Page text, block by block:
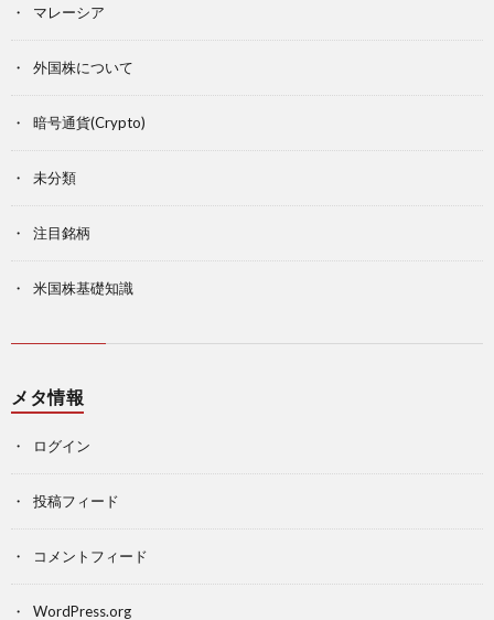
マレーシア
外国株について
暗号通貨(Crypto)
未分類
注目銘柄
米国株基礎知識
メタ情報
ログイン
投稿フィード
コメントフィード
WordPress.org